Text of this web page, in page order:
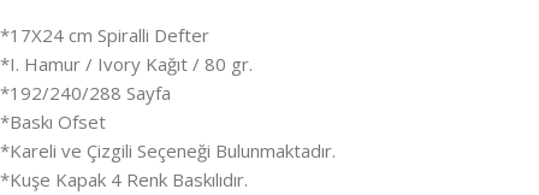
*17X24 cm Spiralli Defter
*I. Hamur / Ivory Kağıt / 80 gr.
*192/240/288 Sayfa
*Baskı Ofset
*Kareli ve Çizgili Seçeneği Bulunmaktadır.
*Kuşe Kapak 4 Renk Baskılıdır.